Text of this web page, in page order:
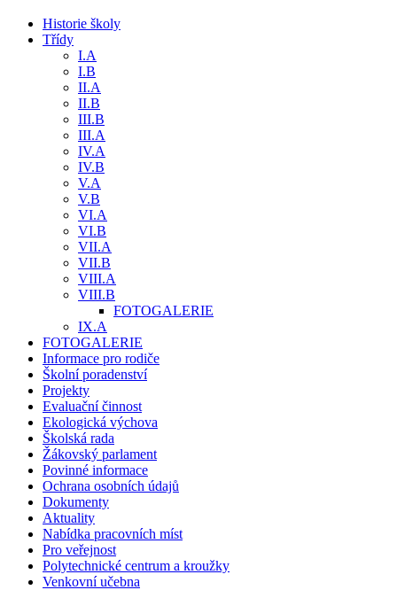
Historie školy
Třídy
I.A
I.B
II.A
II.B
III.B
III.A
IV.A
IV.B
V.A
V.B
VI.A
VI.B
VII.A
VII.B
VIII.A
VIII.B
FOTOGALERIE
IX.A
FOTOGALERIE
Informace pro rodiče
Školní poradenství
Projekty
Evaluační činnost
Ekologická výchova
Školská rada
Žákovský parlament
Povinné informace
Ochrana osobních údajů
Dokumenty
Aktuality
Nabídka pracovních míst
Pro veřejnost
Polytechnické centrum a kroužky
Venkovní učebna